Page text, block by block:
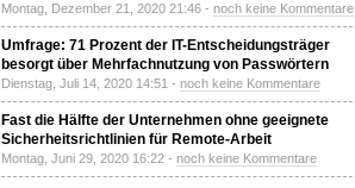
Montag, Dezember 21, 2020 21:46 - noch keine Kommentare
Umfrage: 71 Prozent der IT-Entscheidungsträger
besorgt über Mehrfachnutzung von Passwörtern
Dienstag, Juli 14, 2020 14:51 - noch keine Kommentare
Fast die Hälfte der Unternehmen ohne geeignete
Sicherheitsrichtlinien für Remote-Arbeit
Montag, Juni 29, 2020 16:22 - noch keine Kommentare